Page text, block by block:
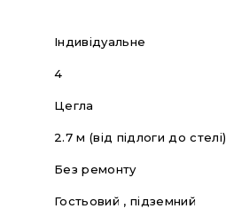
Індивідуальне
4
Цегла
2.7 м (від підлоги до стелі)
Без ремонту
Гостьовий , підземний